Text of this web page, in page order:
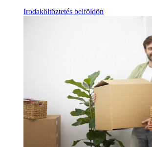
Irodaköltöztetés belföldön